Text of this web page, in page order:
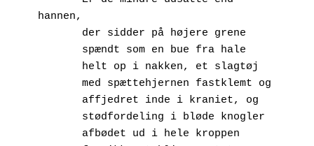
hannen,
       der sidder på højere grene
       spændt som en bue fra hale
       helt op i nakken, et slagtøj
       affjedret inde i kraniet, og
       stødfordeling i bløde knogler
       afbødet ud i hele kroppen